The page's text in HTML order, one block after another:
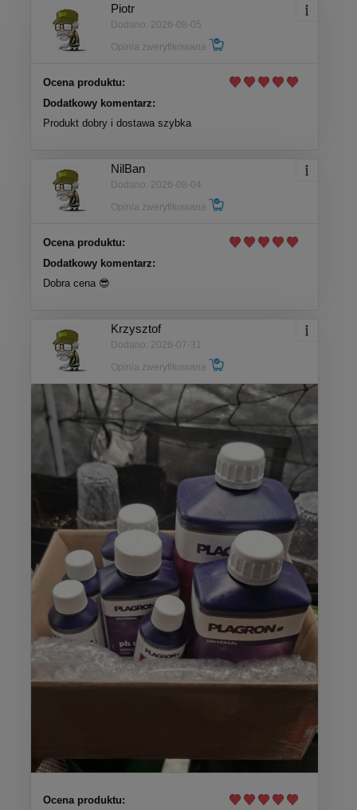
Piotr
Dodano: 2026-08-05
Opinia zweryfikowana
Ocena produktu:
Dodatkowy komentarz:
Produkt dobry i dostawa szybka
NilBan
Dodano: 2026-08-04
Opinia zweryfikowana
Ocena produktu:
Dodatkowy komentarz:
Dobra cena 😎
Krzysztof
Dodano: 2026-07-31
Opinia zweryfikowana
Ocena produktu: